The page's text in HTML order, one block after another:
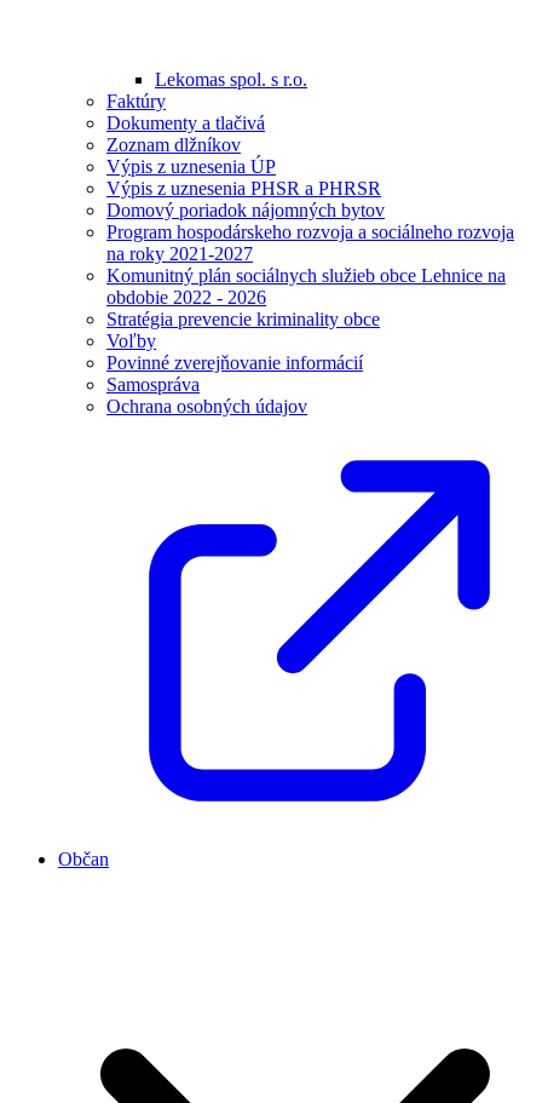
Lekomas spol. s r.o.
Faktúry
Dokumenty a tlačivá
Zoznam dlžníkov
Výpis z uznesenia ÚP
Výpis z uznesenia PHSR a PHRSR
Domový poriadok nájomných bytov
Program hospodárskeho rozvoja a sociálneho rozvoja
na roky 2021-2027
Komunitný plán sociálnych služieb obce Lehnice na
obdobie 2022 - 2026
Stratégia prevencie kriminality obce
Voľby
Povinné zverejňovanie informácií
Samospráva
Ochrana osobných údajov
Občan